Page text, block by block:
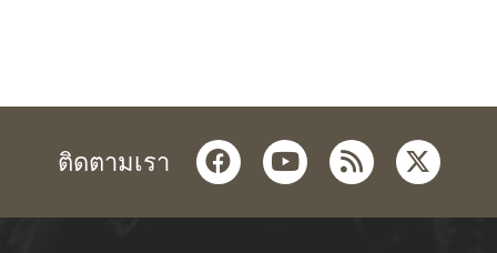
ติดตามเรา facebookyoutube
rss twitter